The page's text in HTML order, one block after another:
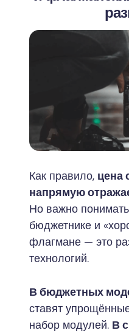
Как правило, цена
напрямую
Но важно
бюджетнике и
флагмане — это
технологий.
В бюджетных
ставят
набор модулей. В